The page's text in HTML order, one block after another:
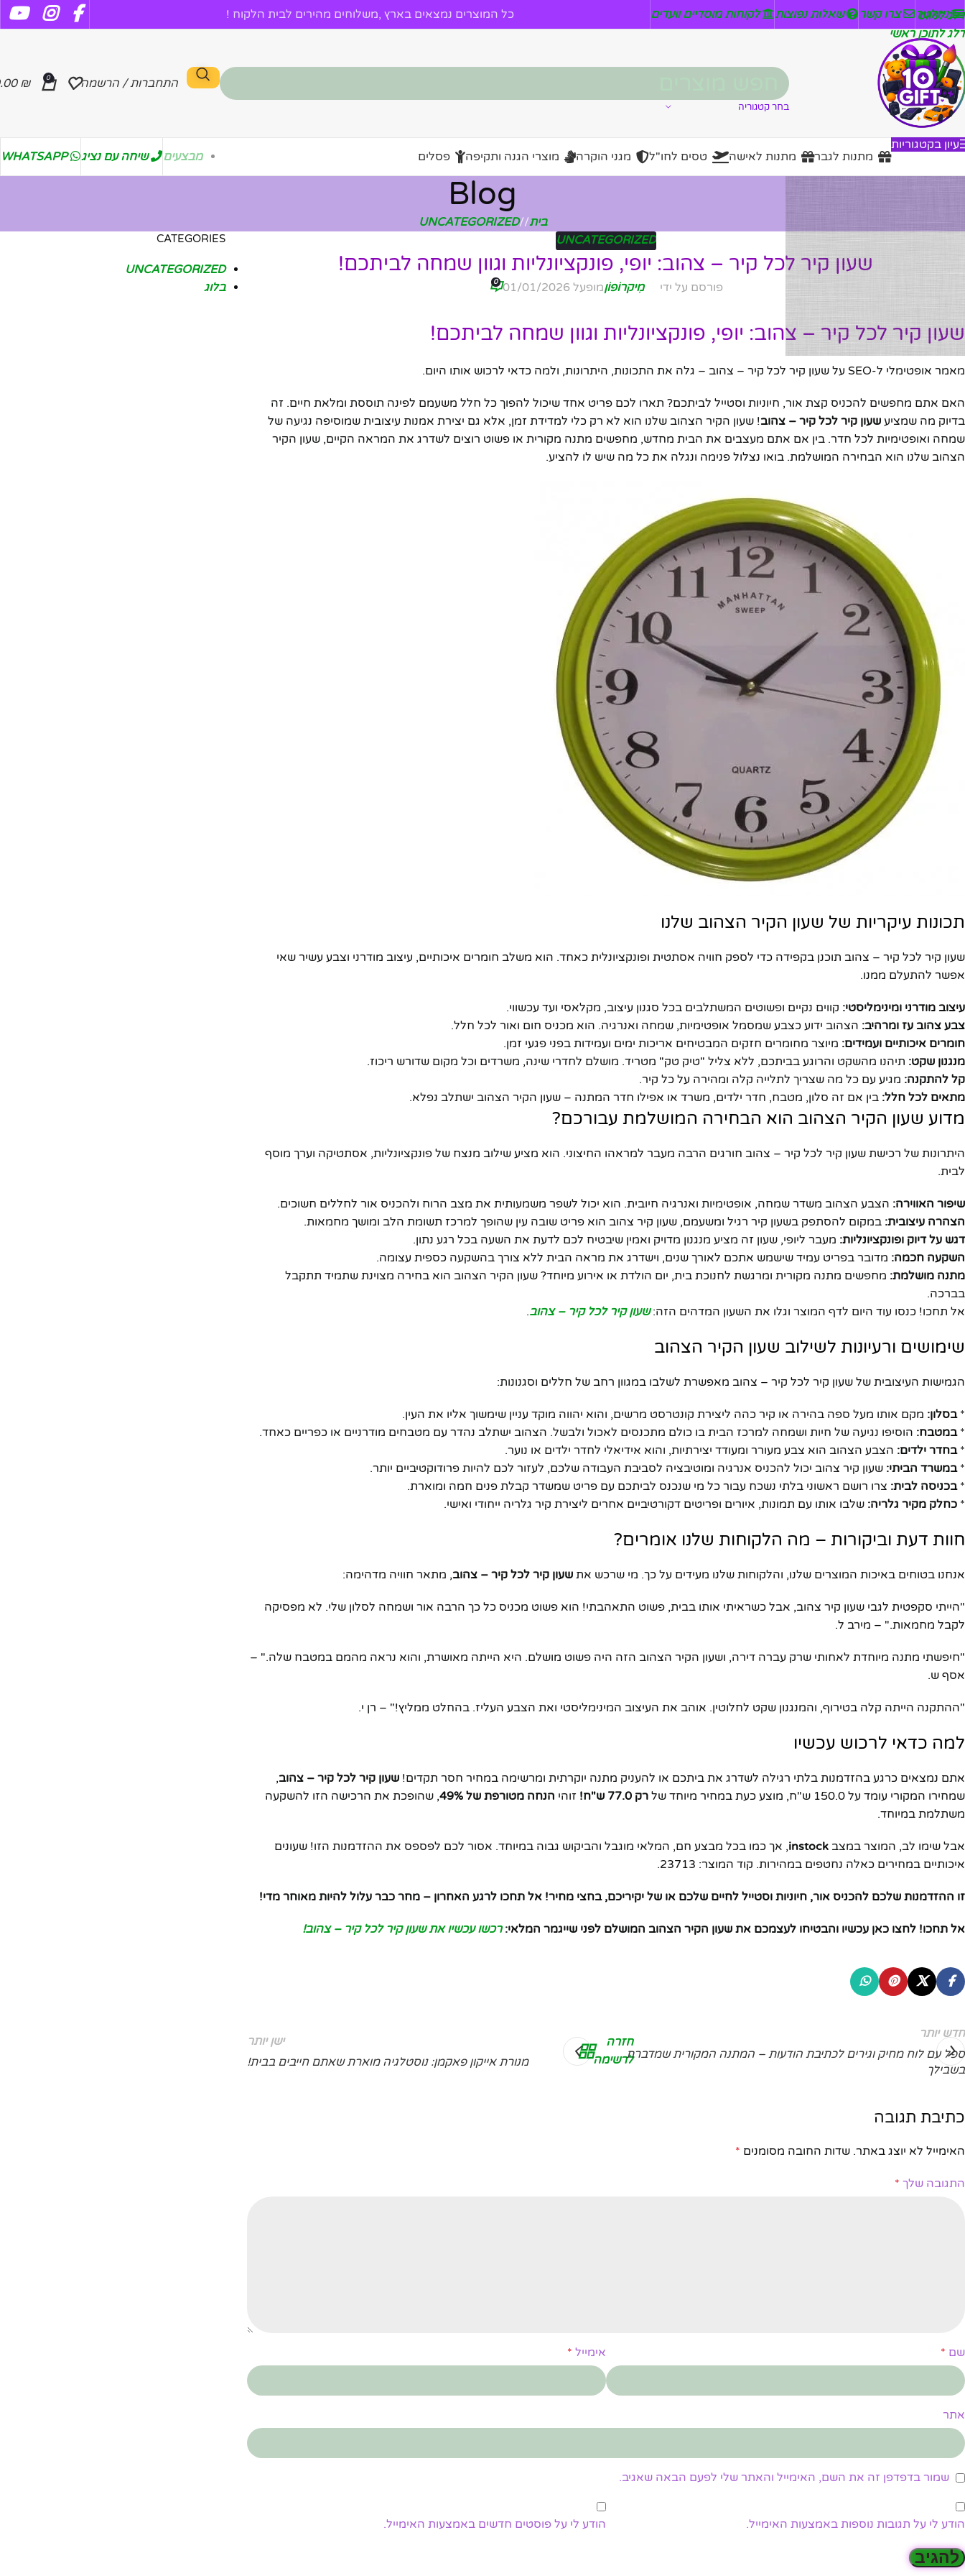
דלג לניווט
דלג לתוכן ראשי
ניזלטר צרו קשר שאלות נפוצות לקוחות מוסדיים וועדים כל המוצרים נמצאים בארץ ,משלוחים מהירים לבית הלקוח !
בחר קטגוריה
התחברות / הרשמה 0
₪
עיון בקטגוריות
מתנות לגבר
מתנות לאישה טסים לחו"ל מגני הוקרה מוצרי הגנה ותקיפה פסלים מבצעים שיחה עם נציג WHATSAPP
Blog
בית/
UNCATEGORIZED
UNCATEGORIZED
שעון קיר לכל קיר – צהוב: יופי, פונקציונליות וגוון שמחה לביתכם!
פורסם על ידי מִיקרוֹפוֹןמופעל 01/01/2026 0
שעון קיר לכל קיר – צהוב: יופי, פונקציונליות וגוון שמחה לביתכם!
מאמר אופטימלי ל-SEO על שעון קיר לכל קיר – צהוב – גלה את התכונות, היתרונות, ולמה כדאי לרכוש אותו היום.
האם אתם מחפשים להכניס קצת אור, חיוניות וסטייל לביתכם? תארו לכם פריט אחד שיכול להפוך כל חלל משעמם לפינה תוססת ומלאת חיים. זה
בדיוק מה שמציע שעון קיר לכל קיר – צהוב! שעון הקיר הצהוב שלנו הוא לא רק כלי למדידת זמן, אלא גם יצירת אמנות עיצובית שמוסיפה נגיעה של
שמחה ואופטימיות לכל חדר. בין אם אתם מעצבים את הבית מחדש, מחפשים מתנה מקורית או פשוט רוצים לשדרג את המראה הקיים, שעון הקיר
הצהוב שלנו הוא הבחירה המושלמת. בואו נצלול פנימה ונגלה את כל מה שיש לו להציע.
תכונות עיקריות של שעון הקיר הצהוב שלנו
שעון קיר לכל קיר – צהוב תוכנן בקפידה כדי לספק חוויה אסתטית ופונקציונלית כאחד. הוא משלב חומרים איכותיים, עיצוב מודרני וצבע עשיר שאי
אפשר להתעלם ממנו.
עיצוב מודרני ומינימליסטי: קווים נקיים ופשוטים המשתלבים בכל סגנון עיצוב, מקלאסי ועד עכשווי.
צבע צהוב עז ומרהיב: הצהוב ידוע כצבע שמסמל אופטימיות, שמחה ואנרגיה. הוא מכניס חום ואור לכל חלל.
חומרים איכותיים ועמידים: מיוצר מחומרים חזקים המבטיחים אריכות ימים ועמידות בפני פגעי זמן.
מנגנון שקט: תיהנו מהשקט והרוגע בביתכם, ללא צליל "טיק טק" מטריד. מושלם לחדרי שינה, משרדים וכל מקום שדורש ריכוז.
קל להתקנה: מגיע עם כל מה שצריך לתלייה קלה ומהירה על כל קיר.
מתאים לכל חלל: בין אם זה סלון, מטבח, חדר ילדים, משרד או אפילו חדר המתנה – שעון הקיר הצהוב ישתלב נפלא.
מדוע שעון הקיר הצהוב הוא הבחירה המושלמת עבורכם?
היתרונות של רכישת שעון קיר לכל קיר – צהוב חורגים הרבה מעבר למראהו החיצוני. הוא מציע שילוב מנצח של פונקציונליות, אסתטיקה וערך מוסף
לבית.
שיפור האווירה: הצבע הצהוב משדר שמחה, אופטימיות ואנרגיה חיובית. הוא יכול לשפר משמעותית את מצב הרוח ולהכניס אור לחללים חשוכים.
הצהרה עיצובית: במקום להסתפק בשעון קיר רגיל ומשעמם, שעון קיר צהוב הוא פריט שובה עין שהופך למרכז תשומת הלב ומושך מחמאות.
דגש על דיוק ופונקציונליות: מעבר ליופי, שעון זה מציע מנגנון מדויק ואמין שיבטיח לכם לדעת את השעה בכל רגע נתון.
השקעה חכמה: מדובר בפריט עמיד שישמש אתכם לאורך שנים, וישדרג את מראה הבית ללא צורך בהשקעה כספית עצומה.
מתנה מושלמת: מחפשים מתנה מקורית ומרגשת לחנוכת בית, יום הולדת או אירוע מיוחד? שעון הקיר הצהוב הוא בחירה מצוינת שתמיד תתקבל
בברכה.
אל תחכו! כנסו עוד היום לדף המוצר וגלו את השעון המדהים הזה:שעון קיר לכל קיר – צהוב.
שימושים ורעיונות לשילוב שעון הקיר הצהוב
הגמישות העיצובית של שעון קיר לכל קיר – צהוב מאפשרת לשלבו במגוון רחב של חללים וסגנונות:
*בסלון: מקם אותו מעל ספה בהירה או קיר כהה ליצירת קונטרסט מרשים, והוא יהווה מוקד עניין שימשוך אליו את העין.
*במטבח: הוסיפו נגיעה של חיות ושמחה למרכז הבית בו כולם מתכנסים לאכול ולבשל. הצהוב ישתלב נהדר עם מטבחים מודרניים או כפריים כאחד.
*בחדר ילדים: הצבע הצהוב הוא צבע מעורר ומעודד יצירתיות, והוא אידיאלי לחדר ילדים או נוער.
*במשרד הביתי: שעון קיר צהוב יכול להכניס אנרגיה ומוטיבציה לסביבת העבודה שלכם, לעזור לכם להיות פרודוקטיביים יותר.
*בכניסה לבית: צרו רושם ראשוני בלתי נשכח עבור כל מי שנכנס לביתכם עם פריט שמשדר קבלת פנים חמה ומוארת.
* כחלק מקיר גלריה: שלבו אותו עם תמונות, איורים ופריטים דקורטיביים אחרים ליצירת קיר גלריה ייחודי ואישי.
חוות דעת וביקורות – מה הלקוחות שלנו אומרים?
אנחנו בטוחים באיכות המוצרים שלנו, והלקוחות שלנו מעידים על כך. מי שרכש את שעון קיר לכל קיר – צהוב, מתאר חוויה מדהימה:
"הייתי סקפטית לגבי שעון קיר צהוב, אבל כשראיתי אותו בבית, פשוט התאהבתי! הוא פשוט מכניס כל כך הרבה אור ושמחה לסלון שלי. לא מפסיקה
לקבל מחמאות." – מירב ל.
"חיפשתי מתנה מיוחדת לאחותי שרק עברה דירה, ושעון הקיר הצהוב הזה היה פשוט מושלם. היא הייתה מאושרת, והוא נראה מהמם במטבח שלה." –
אסף ש.
"ההתקנה הייתה קלה בטירוף, והמנגנון שקט לחלוטין. אוהב את העיצוב המינימליסטי ואת הצבע העליז. בהחלט ממליץ!" – רן י.
למה כדאי לרכוש עכשיו
אתם נמצאים כרגע בהזדמנות בלתי רגילה לשדרג את ביתכם או להעניק מתנה יוקרתית ומרשימה במחיר חסר תקדים! שעון קיר לכל קיר – צהוב,
שמחירו המקורי עומד על 150.0 ש"ח, מוצע כעת במחיר מיוחד של
רק 77.0 ש"ח! זוהי הנחה מטורפת של 49%
, שהופכת את הרכישה הזו להשקעה
משתלמת במיוחד.
אבל שימו לב, המוצר במצב instock, אך כמו בכל מבצע חם, המלאי מוגבל והביקוש גבוה במיוחד. אסור לכם לפספס את ההזדמנות הזו! שעונים
איכותיים במחירים כאלה נחטפים במהירות. קוד המוצר: 23713.
זו ההזדמנות שלכם להכניס אור, חיוניות וסטייל לחיים שלכם או של יקיריכם, בחצי מחיר! אל תחכו לרגע האחרון – מחר כבר עלול להיות מאוחר מדי!
אל תחכו! לחצו כאן עכשיו והבטיחו לעצמכם את שעון הקיר הצהוב המושלם לפני שייגמר המלאי: רכשו עכשיו את שעון קיר לכל קיר – צהוב!
חדש יותר
ספל עם לוח מחיק וגירים לכתיבת הודעות – המתנה המקורית שמדברת
בשבילך
חזרה
לרשימה
ישן יותר
מנורת אייקון פאקמן: נוסטלגיה מוארת שאתם חייבים בבית!
כתיבת תגובה
האימייל לא יוצג באתר. שדות החובה מסומנים *
התגובה שלך *
שם * אימייל *
אתר
שמור בדפדפן זה את השם, האימייל והאתר שלי לפעם הבאה שאגיב.
הודע לי על תגובות נוספות באמצעות האימייל. הודע לי על פוסטים חדשים באמצעות האימייל.
CATEGORIES
UNCATEGORIZED
בלוג
פייסבוק
אינסטגרם
יוטיוב